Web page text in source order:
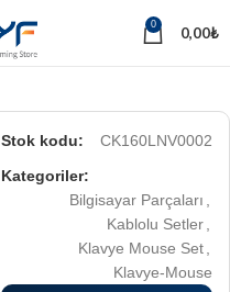
0 0,00₺
Stok kodu:
CK160LNV0002
Kategoriler:
Bilgisayar Parçaları
Kablolu Setler
Klavye Mouse Set
Klavye-Mouse